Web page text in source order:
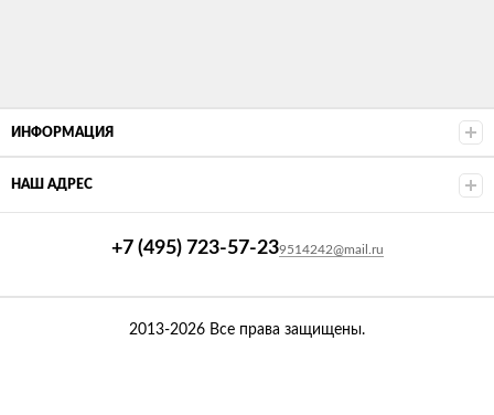
ИНФОРМАЦИЯ
НАШ АДРЕС
+7 (495) 723-57-239514242@mail.ru
2013-2026 Все права защищены.